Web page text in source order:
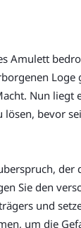
Amulett
Loge
Nun liegt
lösen, bevor
der
Sie den
und
um die